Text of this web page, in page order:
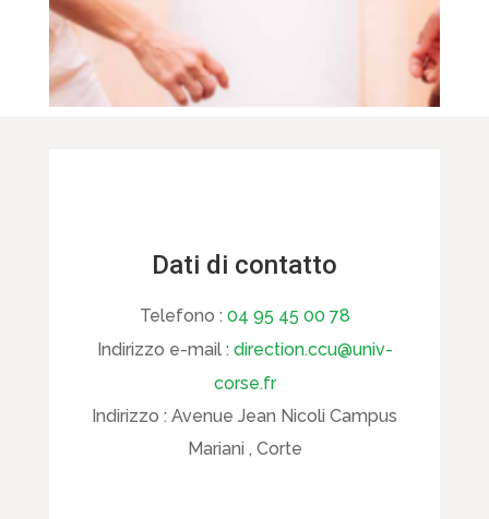
Dati di contatto
Telefono : 04 95 45 00 78
Indirizzo e-mail : direction.ccu@univ-
corse.fr
Indirizzo : Avenue Jean Nicoli Campus
Mariani , Corte